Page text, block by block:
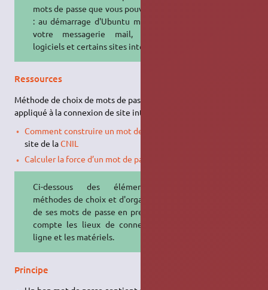
mots de passe que vous pouvez avoir
: au démarrage d'Ubuntu mais aussi
votre messagerie mail, certains
logiciels et certains sites internet.
Ressources
Méthode de choix de mots de passe plus particulièrement
appliqué à la connexion de site internet.
Comment construire un mot de passe sûr
site de laCNIL
Calculer la force d’un mot de passe
Ci-dessous des éléments de
méthodes de choix et d'organisation
de ses mots de passe en prenant en
compte les lieux de connexion en
ligne et les matériels.
Principe